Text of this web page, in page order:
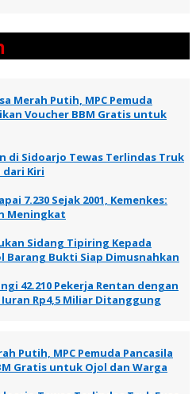
Merah Putih, MPC Pemuda
Voucher BBM Gratis untuk
di Sidoarjo Tewas Terlindas Truk
dari Kiri
7.230 Sejak 2001, Kemenkes:
Meningkat
Sidang Tipiring Kepada
Barang Bukti Siap Dimusnahkan
42.210 Pekerja Rentan dengan
Iuran Rp4,5 Miliar Ditanggung
Putih, MPC Pemuda Pancasila
Gratis untuk Ojol dan Warga